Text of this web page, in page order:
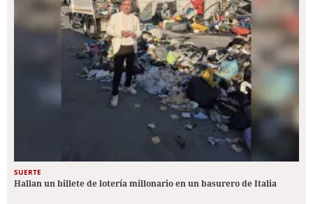
SUERTE
Hallan un billete de lotería millonario en un basurero de Italia